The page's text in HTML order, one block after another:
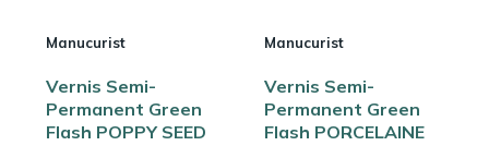
Manucurist
Vernis Semi-
Permanent Green
Flash POPPY SEED
Manucurist
Vernis Semi-
Permanent Green
Flash PORCELAINE